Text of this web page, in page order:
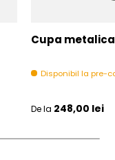
Cupa
Disponibil la pre-
Pret initial
De la 248,00 lei